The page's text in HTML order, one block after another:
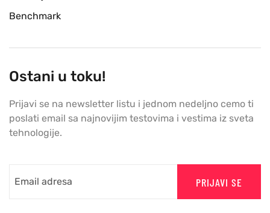
Benchmark
Ostani u toku!
Prijavi se na newsletter listu i jednom nedeljno cemo ti
poslati email sa najnovijim testovima i vestima iz sveta
tehnologije.
PRIJAVI SE